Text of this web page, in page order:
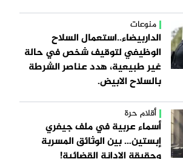
منوعات
الداربيضاء..استعمال السلاح
الوظيفي لتوقيف شخص في حالة
غير طبيعية، هدد عناصر الشرطة
بالسلاح الابيض.
أقلام حرة
أسماء عربية في ملف جيفري
إبستين… بين الوثائق المسربة